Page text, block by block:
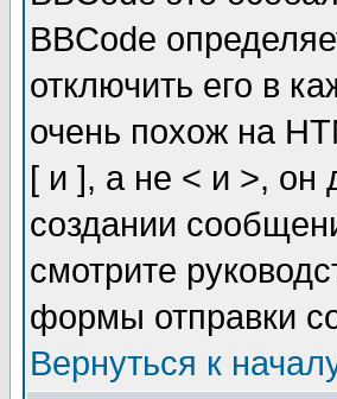
BBCode
отключить его в
очень похож на
[ и ], а не < и >, он
создании
смотрите
формы отправки
Вернуться к